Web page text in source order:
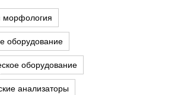
морфология
оборудование
оборудование
анализаторы